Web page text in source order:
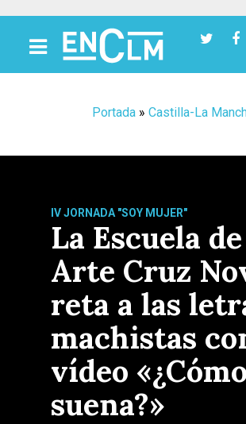
Portada » Castilla-La
IV JORNADA "SOY MUJER"
La Escuela de
Arte Cruz
reta a las
machistas
vídeo
suena?»